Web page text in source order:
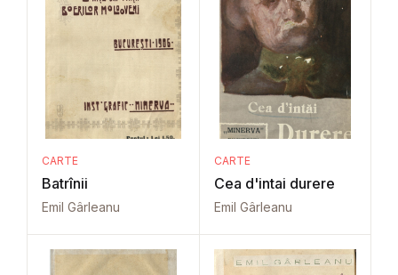
CARTE
Batrînii
Emil Gârleanu
CARTE
Cea d'intai durere
Emil Gârleanu